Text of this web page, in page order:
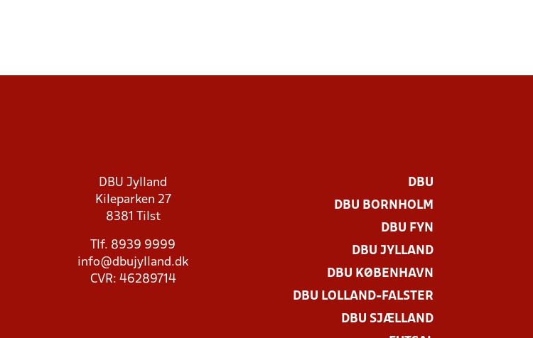
DBU Jylland
Kileparken 27
8381 Tilst
Tlf. 8939 9999
info@dbujylland.dk
CVR: 46289714
DBU
DBU BORNHOLM
DBU FYN
DBU JYLLAND
DBU KØBENHAVN
DBU LOLLAND-FALSTER
DBU SJÆLLAND